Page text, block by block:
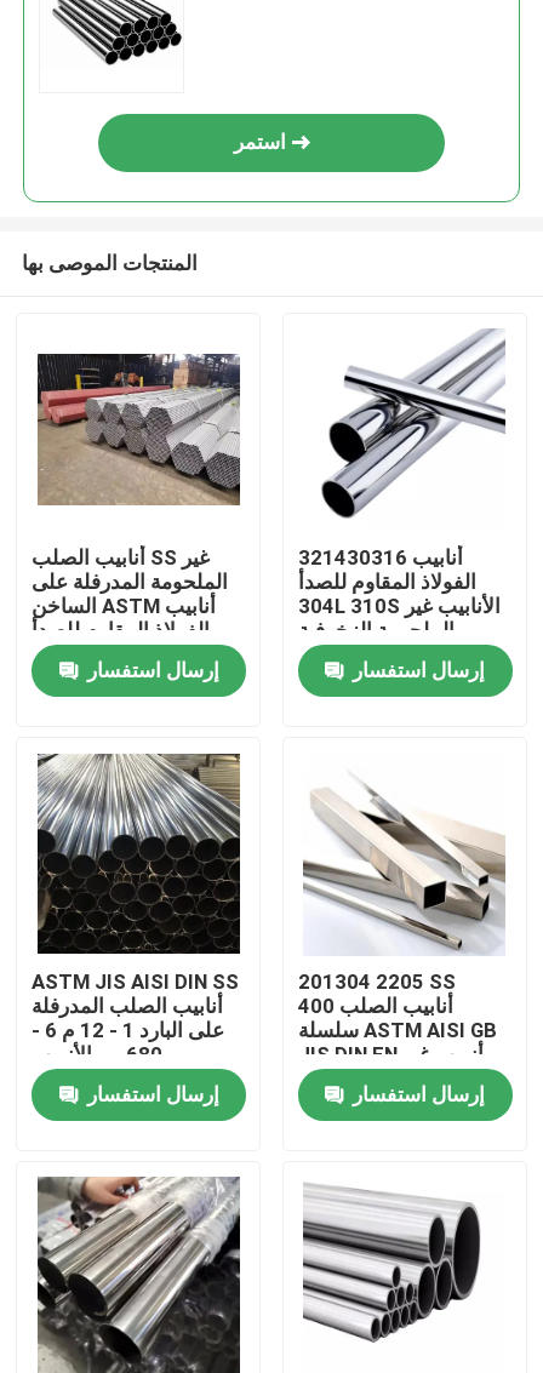
منزل
إتصال
المنتجات
لفائف الفولاذ المقاوم للصدأ TISCO
لوحة معدنية من الفولاذ المقاوم للصدأ
لفائف الصلب جي
أنابيب الصلب SS
شريط دائري من الفولاذ المقاوم للصدأ
استمر
المنتجات الموصى بها
أنابيب الصلب SS غير
الملحومة المدرفلة على
الساخن ASTM أنابيب
الفولاذ المقاوم للصدأ
304300 سلسلة 12 م
إرسال استفسار
321430316 أنابيب
الفولاذ المقاوم للصدأ
304L 310S الأنابيب غير
الملحومة الزخرفية
إرسال استفسار
ASTM JIS AISI DIN SS
أنابيب الصلب المدرفلة
على البارد 1 - 12 م 6 -
680 مم الأنبوب
إرسال استفسار
201304 2205 SS
أنابيب الصلب 400
سلسلة ASTM AISI GB
JIS DIN EN أنبوب غير
القابل للصدأ 3 مم
إرسال استفسار